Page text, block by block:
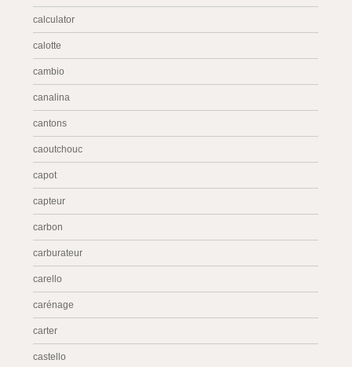
calculator
calotte
cambio
canalina
cantons
caoutchouc
capot
capteur
carbon
carburateur
carello
carénage
carter
castello